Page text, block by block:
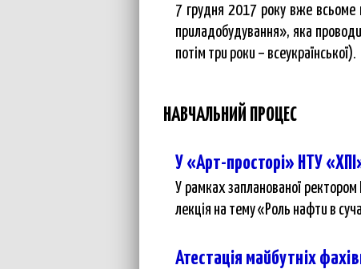
7 грудня 2017 року вже всьоме
приладобудування», яка
потім три роки – всеукраїнської).
НАВЧАЛЬНИЙ ПРОЦЕС
У «Арт-просторі» НТУ
У рамках запланованої ректором
лекція на тему «Роль нафти в
Атестація майбутніх